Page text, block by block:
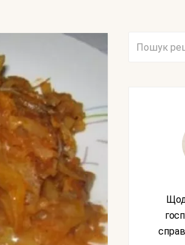
Щодня нові рецепти від домашніх